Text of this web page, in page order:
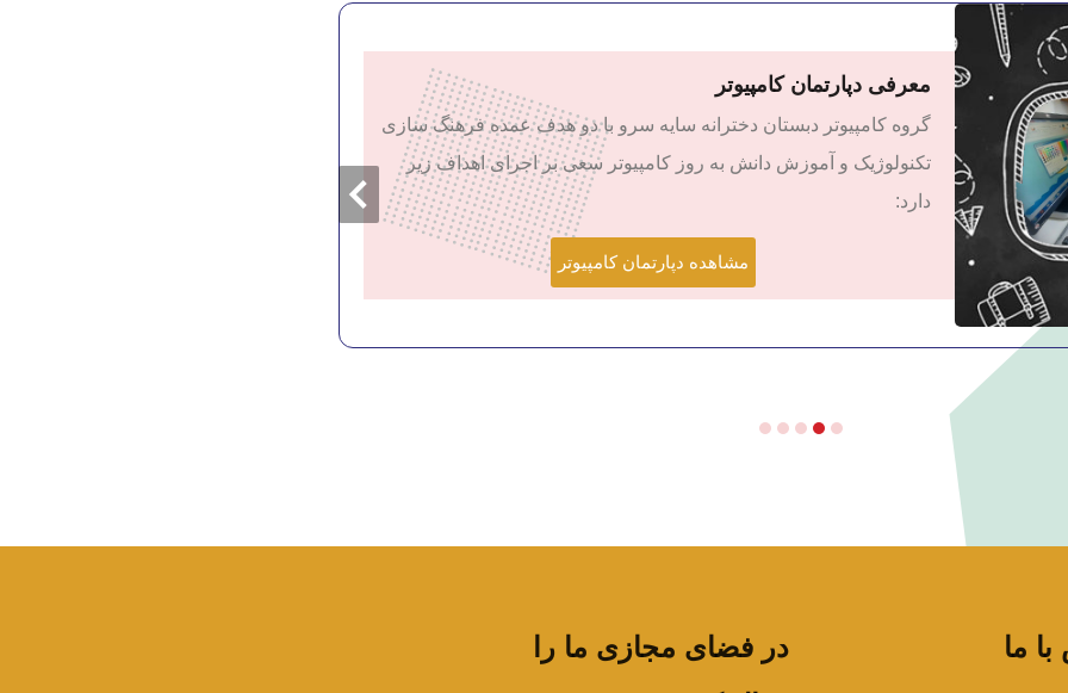
معرفی دپارتمان کامپیوتر
گروه کامپیوتر دبستان دخترانه سایه سرو با دو هدف عمده فرهنگ سازی
تکنولوژیک و آموزش دانش به روز کامپیوتر سعی بر اجرای اهداف زیر
دارد:
مشاهده دپارتمان کامپیوتر
ما
در فضای مجازی ما را